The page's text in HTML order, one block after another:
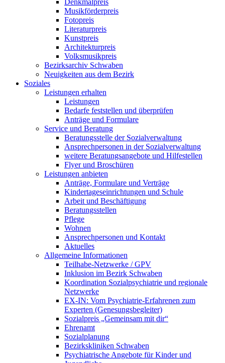
Denkmalpreis
Musikförderpreis
Fotopreis
Literaturpreis
Kunstpreis
Architekturpreis
Volksmusikpreis
Bezirksarchiv Schwaben
Neuigkeiten aus dem Bezirk
Soziales
Leistungen erhalten
Leistungen
Bedarfe feststellen und überprüfen
Anträge und Formulare
Service und Beratung
Beratungsstelle der Sozialverwaltung
Ansprechpersonen in der Sozialverwaltung
weitere Beratungsangebote und Hilfestellen
Flyer und Broschüren
Leistungen anbieten
Anträge, Formulare und Verträge
Kindertageseinrichtungen und Schule
Arbeit und Beschäftigung
Beratungsstellen
Pflege
Wohnen
Ansprechpersonen und Kontakt
Aktuelles
Allgemeine Informationen
Teilhabe-Netzwerke / GPV
Inklusion im Bezirk Schwaben
Koordination Sozialpsychiatrie und regionale
Netzwerke
EX-IN: Vom Psychiatrie-Erfahrenen zum
Experten (Genesungsbegleiter)
Sozialpreis „Gemeinsam mit dir“
Ehrenamt
Sozialplanung
Bezirkskliniken Schwaben
Psychiatrische Angebote für Kinder und